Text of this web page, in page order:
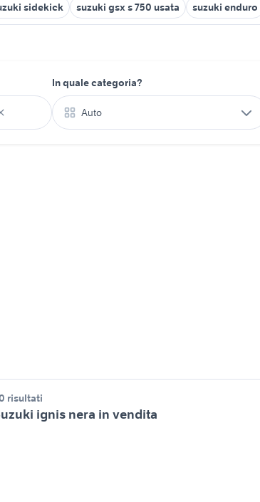
sidekick suzuki gsx s 750 usata suzuki enduro
In quale categoria?
Auto
risultati
ignis nera in vendita